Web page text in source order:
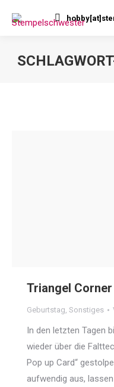
Triangel
Geburtstag, Sonstiges
In den letzten Tagen
wieder über die
Pop up Card“
aufwendig aus,